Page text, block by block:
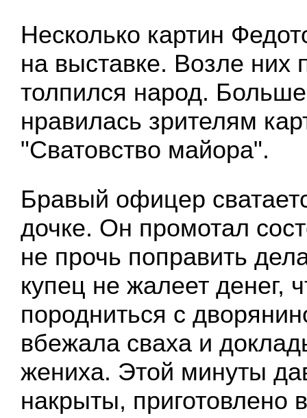
Несколько картин
на выставке. Возле них
толпился народ. Больше
нравилась зрителям
"Сватовство майора".
Бравый офицер
дочке. Он промотал
не прочь поправить
купец не жалеет денег,
породниться с
вбежала сваха и
жениха. Этой минуты
накрыты, приготовлено